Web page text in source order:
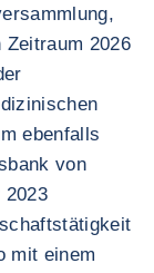
Zeitraum 2026
ebenfalls
von
mit einem